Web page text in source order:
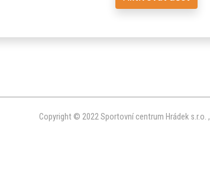
Copyright © 2022 Sportovní centrum Hrádek s.r.o. ,